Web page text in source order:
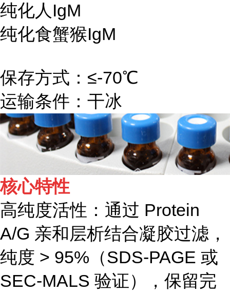
纯化人IgM
纯化食蟹猴IgM
保存方式：≤-70℃
运输条件：干冰
核心特性
高纯度活性：通过 Protein
A/G 亲和层析结合凝胶过滤，
纯度 > 95%（SDS-PAGE 或
SEC-MALS 验证），保留完